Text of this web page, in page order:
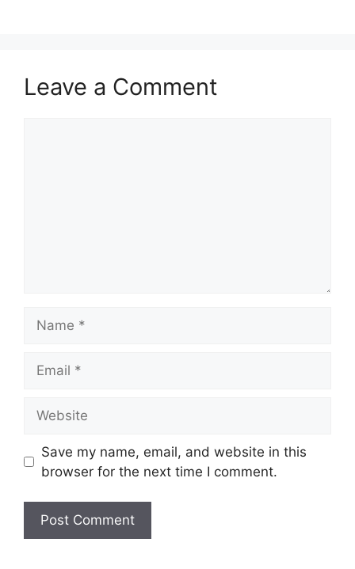
Leave a Comment
Save my name, email, and website in this
browser for the next time I comment.